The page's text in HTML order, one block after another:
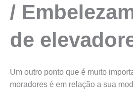
/
de
Um outro ponto que é muito
moradores é em relação a sua